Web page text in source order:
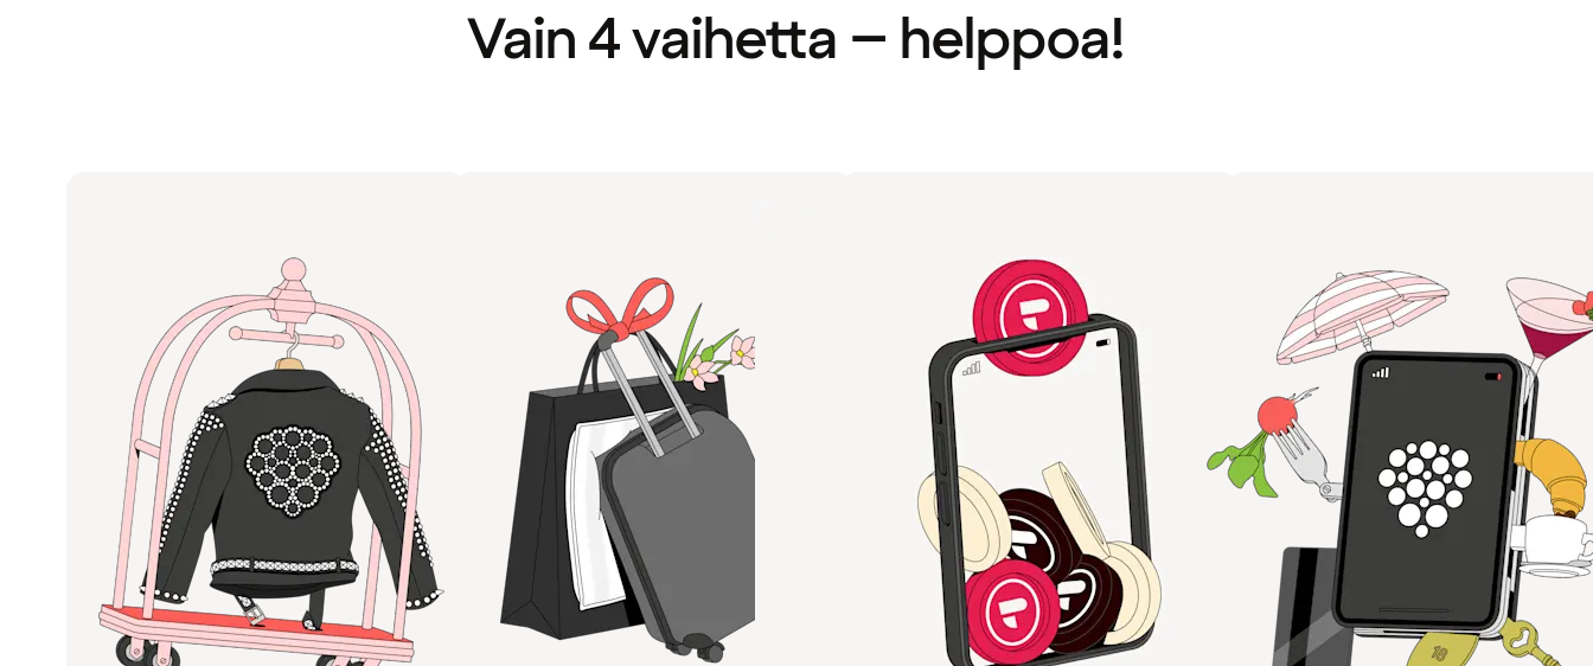
Vain 4 vaihetta – helppoa!